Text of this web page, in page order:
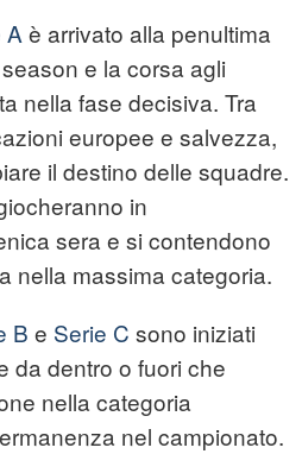
A è arrivato alla penultima
e la corsa agli
nella fase decisiva. Tra
europee e salvezza,
il destino delle squadre.
in
sera e si contendono
nella massima categoria.
B e Serie C sono iniziati
da dentro o fuori che
nella categoria
nel campionato.